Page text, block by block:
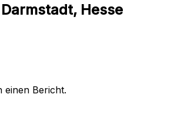
Hesse
einen Bericht.